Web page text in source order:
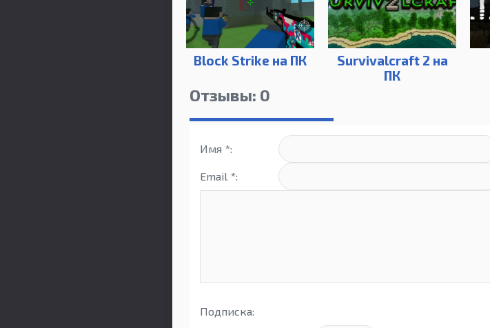
Block Strike на ПК
Survivalcraft 2 на
ПК
Отзывы: 0
Имя *:
Email *:
Подписка: